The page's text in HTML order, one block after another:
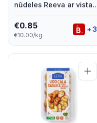
nūdeles Reeva ar vistas
€0.85
€10.00/kg
+3